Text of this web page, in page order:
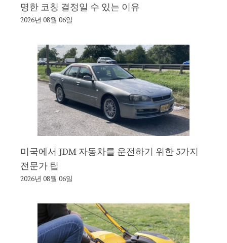
명한 코칭 결정일 수 있는 이유
2026년 08월 06일
미국에서 JDM 자동차를 운전하기 위한 5가지
전문가 팁
2026년 08월 06일